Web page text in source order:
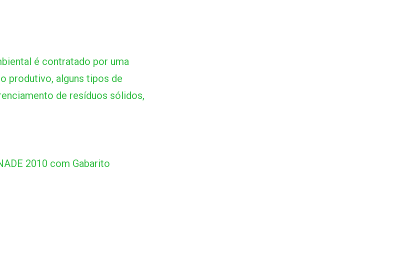
é contratado por uma
produtivo, alguns tipos de
de resíduos sólidos,
2010 com Gabarito